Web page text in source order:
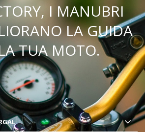
I MANUBRI
LA GUIDA
TUA MOTO.